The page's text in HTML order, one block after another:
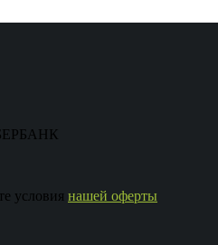
условия нашей оферты